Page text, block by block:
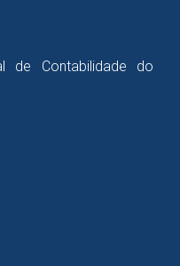
de Contabilidade do